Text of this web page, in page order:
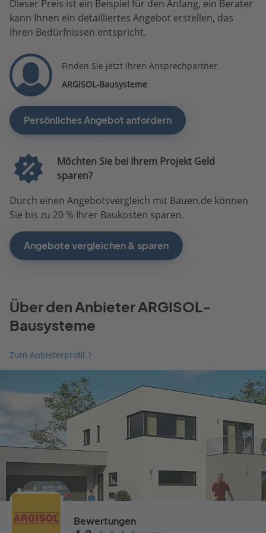
Dieser Preis ist ein Beispiel für den Anfang, ein Berater
kann Ihnen ein detailliertes Angebot erstellen, das
Ihren Bedürfnissen entspricht.
Finden Sie jetzt Ihren Ansprechpartner
ARGISOL-Bausysteme
Persönliches Angebot anfordern
Möchten Sie bei Ihrem Projekt Geld
sparen?
Durch einen Angebotsvergleich mit Bauen.de können
Sie bis zu 20 % Ihrer Baukosten sparen.
Angebote vergleichen & sparen
Über den Anbieter ARGISOL-
Bausysteme
Zum Anbieterprofil
Bewertungen